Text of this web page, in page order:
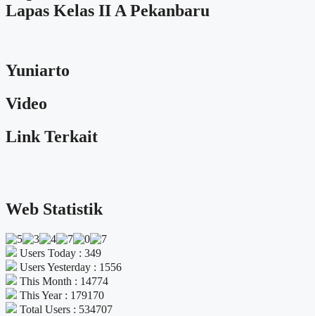
Lapas Kelas II A Pekanbaru
Yuniarto
Video
Link Terkait
Web Statistik
Users Today : 349
Users Yesterday : 1556
This Month : 14774
This Year : 179170
Total Users : 534707